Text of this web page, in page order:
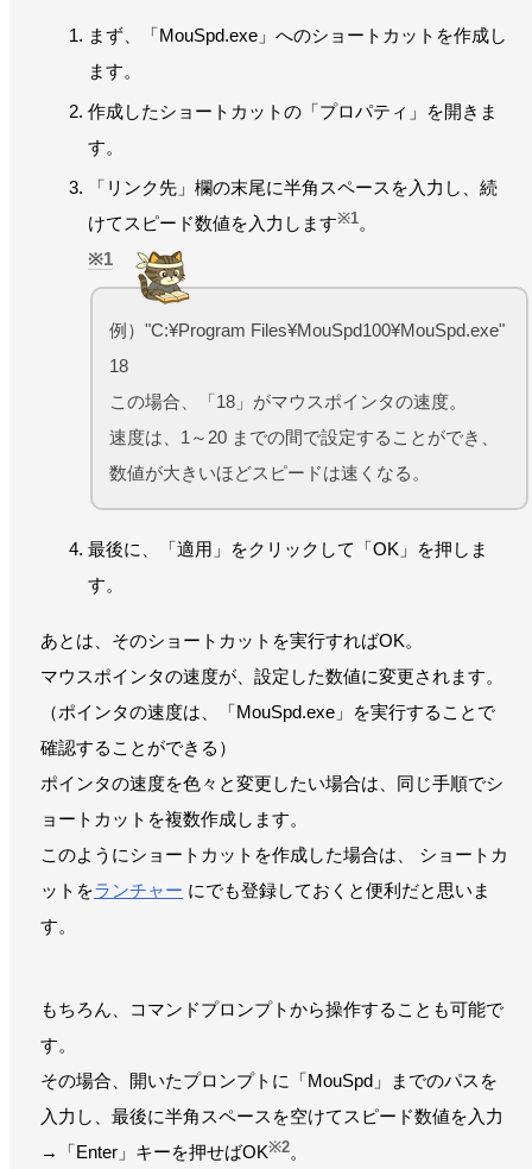
まず、「MouSpd.exe」へのショートカットを作成し
ます。
作成したショートカットの「プロパティ」を開きま
す。
「リンク先」欄の末尾に半角スペースを入力し、続
けてスピード数値を入力します※1。
1
例）"C:¥Program Files¥MouSpd100¥MouSpd.exe"
18
この場合、「18」がマウスポインタの速度。
速度は、1～20 までの間で設定することができ、
数値が大きいほどスピードは速くなる。
最後に、「適用」をクリックして「OK」を押しま
す。
あとは、そのショートカットを実行すればOK。
マウスポインタの速度が、設定した数値に変更されます。
（ポインタの速度は、「MouSpd.exe」を実行することで
確認することができる）
ポインタの速度を色々と変更したい場合は、同じ手順でシ
ョートカットを複数作成します。
このようにショートカットを作成した場合は、 ショートカ
ットをランチャー にでも登録しておくと便利だと思いま
す。
もちろん、コマンドプロンプトから操作することも可能で
す。
その場合、開いたプロンプトに「MouSpd」までのパスを
入力し、最後に半角スペースを空けてスピード数値を入力
→「Enter」キーを押せばOK※2。